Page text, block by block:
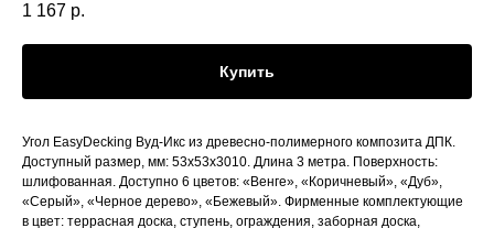
1 167 р.
Купить
Угол EasyDecking Вуд-Икс из древесно-полимерного композита ДПК.
Доступный размер, мм: 53х53х3010. Длина 3 метра. Поверхность:
шлифованная. Доступно 6 цветов: «Венге», «Коричневый», «Дуб»,
«Серый», «Черное дерево», «Бежевый». Фирменные комплектующие
в цвет: террасная доска, ступень, ограждения, заборная доска,